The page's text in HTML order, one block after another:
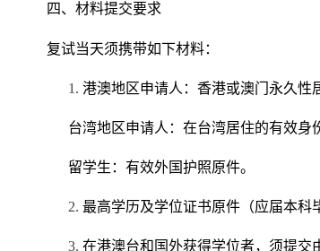
四、材料提交要求
复试当天须携带如下材料：
1. 港澳地区申请人：香港或澳门永久性
台湾地区申请人：在台湾居住的有效身
留学生：有效外国护照原件。
2. 最高学历及学位证书原件（应届本科
3. 在港澳台和国外获得学位者，须提交